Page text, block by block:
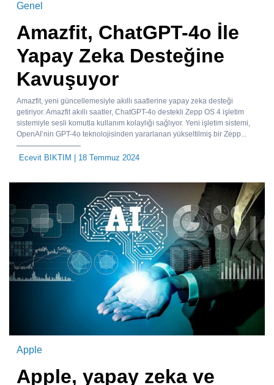
Genel
Amazfit, ChatGPT-4o İle
Yapay Zeka Desteğine
Kavuşuyor
Amazfit, yeni güncellemesiyle akıllı saatlerine yapay zeka desteği
getiriyor. Amazfit akıllı saatler, ChatGPT-4o destekli Zepp OS 4 işletim
sistemiyle sesli komutla kullanım kolaylığı sağlıyor. Yeni işletim sistemi,
OpenAI’nin GPT-4o teknolojisinden yararlanan yükseltilmiş bir Zepp...
Ecevit BIKTIM | 18 Temmuz 2024
Apple
Apple, yapay zeka ve